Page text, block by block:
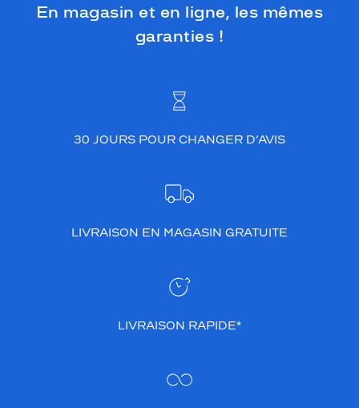
En magasin et en ligne, les mêmes
garanties !
30 JOURS POUR CHANGER D’AVIS
LIVRAISON EN MAGASIN GRATUITE
LIVRAISON RAPIDE*